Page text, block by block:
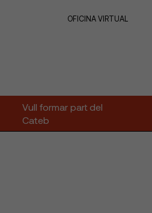
OFICINA VIRTUAL
Vull formar part del
Cateb